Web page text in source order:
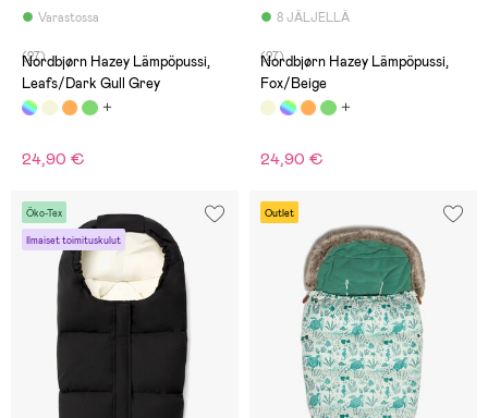
Varastossa
(27)
Nordbjørn Hazey Lämpöpussi,
Leafs/Dark Gull Grey
24,90 €
8 JÄLJELLÄ
(27)
Nordbjørn Hazey Lämpöpussi,
Fox/Beige
24,90 €
Öko-Tex
Ilmaiset toimituskulut
Outlet